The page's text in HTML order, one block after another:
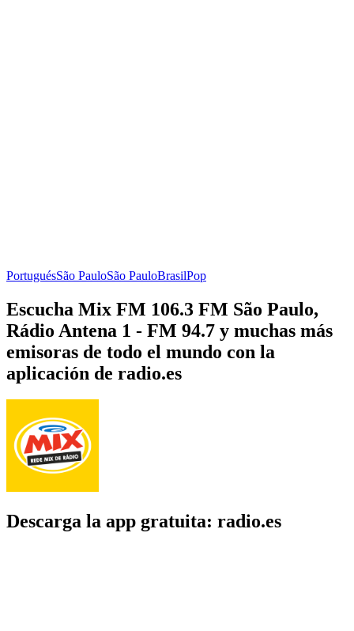
PortuguésSão PauloSão PauloBrasilPop
Escucha Mix FM 106.3 FM São Paulo,
Rádio Antena 1 - FM 94.7 y muchas más
emisoras de todo el mundo con la
aplicación de radio.es
Descarga la app gratuita: radio.es